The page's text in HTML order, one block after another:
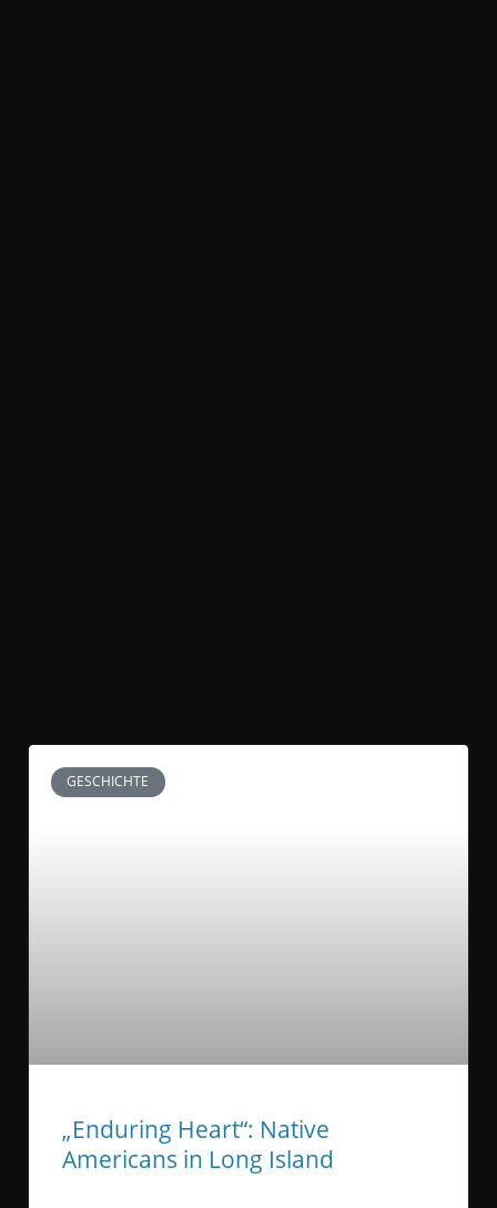
GESCHICHTE
„Enduring Heart“: Native
Americans in Long Island